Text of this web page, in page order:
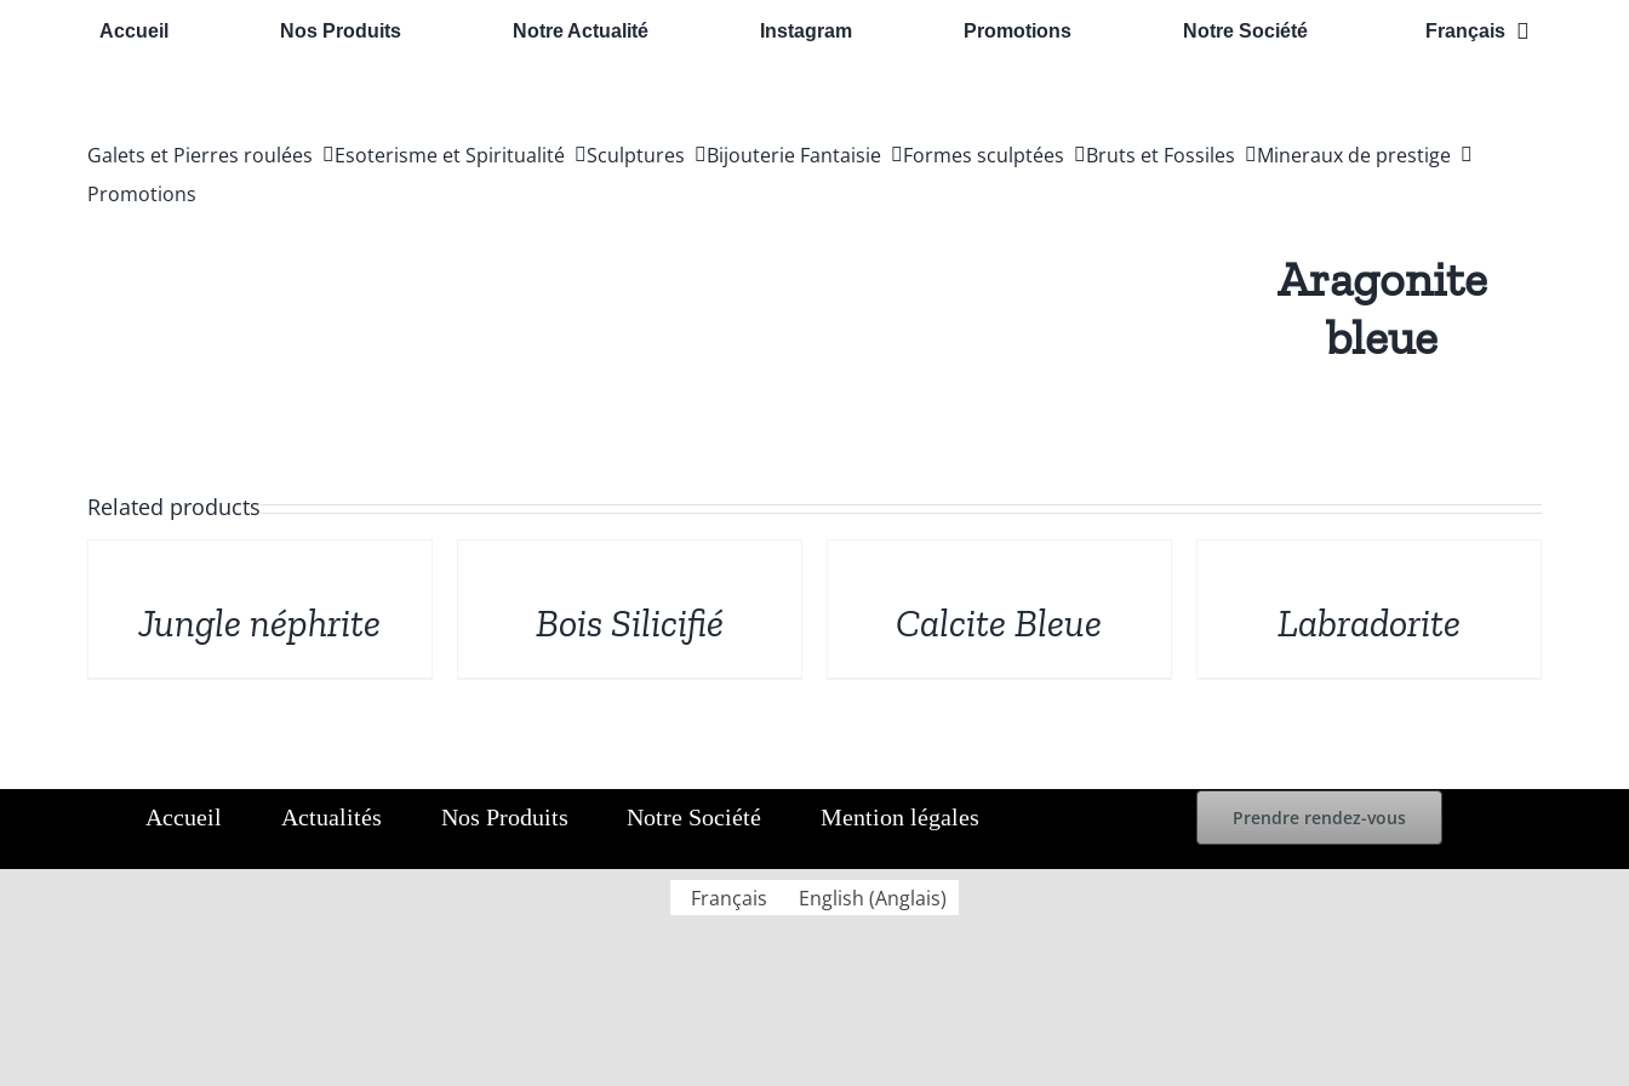
Accueil Nos Produits Notre Actualité Instagram Promotions Notre Société Français
Galets et Pierres roulées Esoterisme et Spiritualité Sculptures Bijouterie Fantaisie Formes sculptées Bruts et Fossiles
Mineraux de prestige
Promotions
Aragonite
bleue
Related products
Jungle néphrite Bois Silicifié Calcite Bleue Labradorite
Accueil Actualités Nos Produits Notre Société Mention légales Prendre rendez-vous
Français English (Anglais)